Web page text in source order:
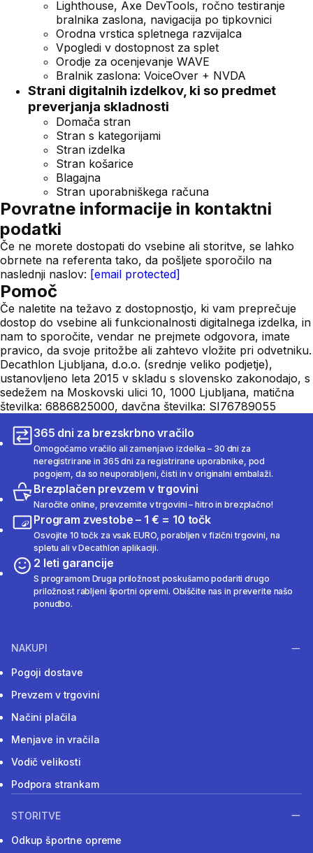
Lighthouse, Axe DevTools, ročno testiranje
bralnika zaslona, navigacija po tipkovnici
Orodna vrstica spletnega razvijalca
Vpogledi v dostopnost za splet
Orodje za ocenjevanje WAVE
Bralnik zaslona: VoiceOver + NVDA
Strani digitalnih izdelkov, ki so predmet
preverjanja skladnosti
Domača stran
Stran s kategorijami
Stran izdelka
Stran košarice
Blagajna
Stran uporabniškega računa
Povratne informacije in kontaktni
podatki
Če ne morete dostopati do vsebine ali storitve, se lahko
obrnete na referenta tako, da pošljete sporočilo na
naslednji naslov: [email protected]
Pomoč
Če naletite na težavo z dostopnostjo, ki vam preprečuje
dostop do vsebine ali funkcionalnosti digitalnega izdelka, in
nam to sporočite, vendar ne prejmete odgovora, imate
pravico, da svoje pritožbe ali zahtevo vložite pri odvetniku.
Decathlon Ljubljana, d.o.o. (srednje veliko podjetje),
ustanovljeno leta 2015 v skladu s slovensko zakonodajo, s
sedežem na Moskovski ulici 10, 1000 Ljubljana, matična
številka: 6886825000, davčna številka: SI76789055
365 dni za brezskrbno vračilo
Omogočamo vračilo ali zamenjavo izdelka – 30 dni za
neregistrirane in 365 dni za registrirane uporabnike, pod
pogojem, da so neuporabljeni, čisti in v originalni embalaži.
Brezplačen prevzem v trgovini
Naročite online, prevzemite v trgovini – hitro in brezplačno!
Program zvestobe – 1 € = 10 točk
Osvojite 10 točk za vsak EURO, porabljen v fizični trgovini, na
spletu ali v Decathlon aplikaciji.
2 leti garancije
S programom Druga priložnost poskušamo podariti drugo
priložnost rabljeni športni opremi. Obiščite nas in preverite našo
ponudbo.
NAKUPI
Pogoji dostave
Prevzem v trgovini
Načini plačila
Menjave in vračila
Vodič velikosti
Podpora strankam
STORITVE
Odkup športne opreme